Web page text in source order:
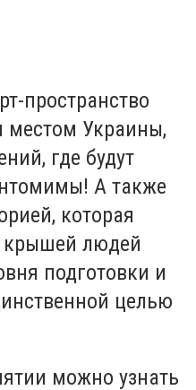
пространство
местом Украины,
где будут
А также
которая
крышей людей
подготовки и
целью
можно узнать